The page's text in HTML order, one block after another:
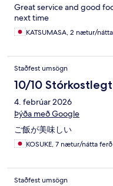
Great service and good
next time
KATSUMASA, 2 nætur/
Staðfest umsögn
10/10 Stórkostlegt
4. febrúar 2026
Þýða með Google
ご飯が美味しい
KOSUKE, 7 nætur/nátta ferð
Staðfest umsögn